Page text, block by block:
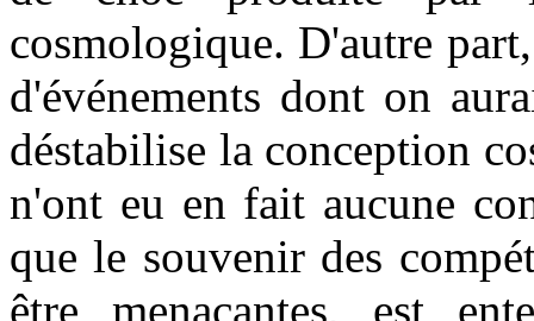
cosmologique. D'autre
d'événements dont on
déstabilise la conception
n'ont eu en fait aucune
que le souvenir des
être menaçantes, est